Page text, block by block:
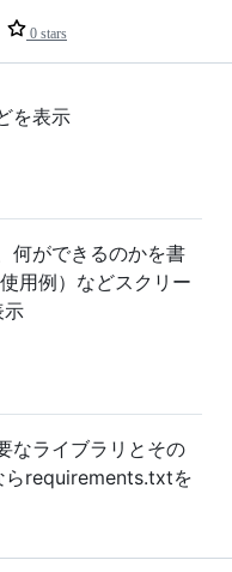
0 stars
を表示
何ができるのかを書
用例）などスクリー
示
なライブラリとその
らrequirements.txtを